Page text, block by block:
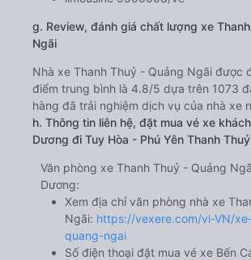
g. Review, đánh giá chất lượng xe
Ngãi
Nhà xe Thanh Thuỷ - Quảng Ngãi được
điểm trung bình là 4.8/5 dựa trên 1073
hàng đã trải nghiệm dịch vụ của nhà xe
h. Thông tin liên hệ, đặt mua vé xe
Dương đi Tuy Hòa - Phú Yên Thanh
Văn phòng xe Thanh Thuỷ - Quảng
Dương:
Xem địa chỉ văn phòng nhà xe
Ngãi: https://vexere.com/vi-VN/
quang-ngai
Số điện thoại đặt mua vé xe Bến